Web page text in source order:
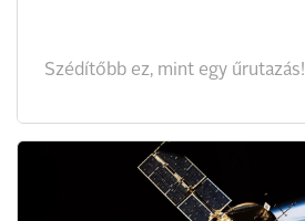
Szédítőbb ez, mint egy űrutazás!